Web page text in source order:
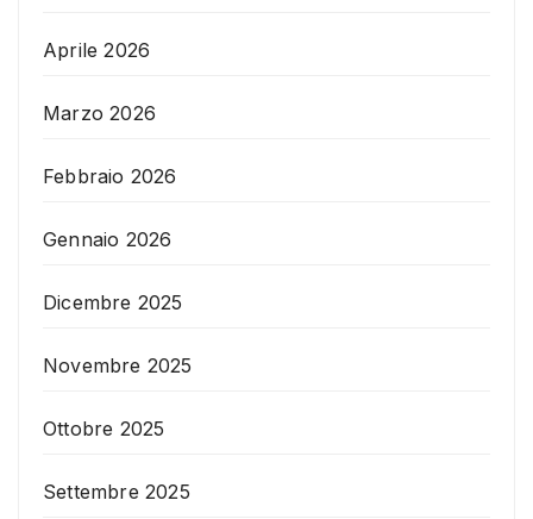
Aprile 2026
Marzo 2026
Febbraio 2026
Gennaio 2026
Dicembre 2025
Novembre 2025
Ottobre 2025
Settembre 2025